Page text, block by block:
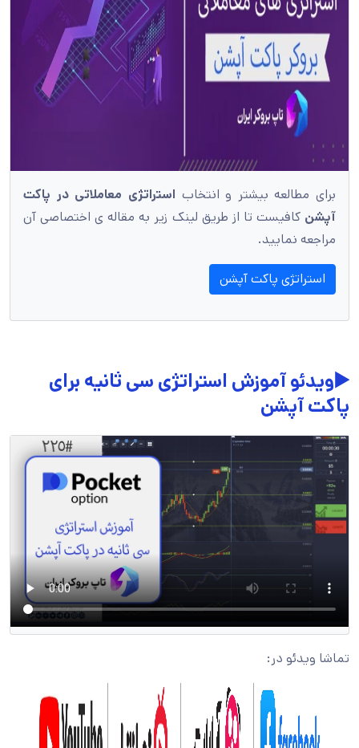
برای مطالعه بیشتر و انتخاب استراتژی معاملاتی در پاکت
آپشن کافیست تا از طریق لینک زیر به مقاله ی اختصاصی آن
مراجعه نمایید.
استراتژی پاکت آپشن
▶️ویدئو آموزش استراتژی سی ثانیه برای
پاکت آپشن
تماشا ویدئو در: